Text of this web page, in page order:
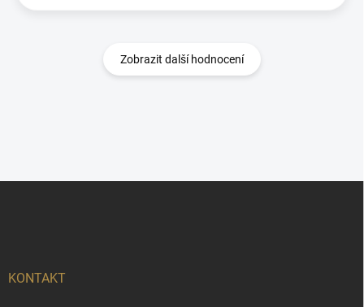
Zobrazit další hodnocení
KONTAKT